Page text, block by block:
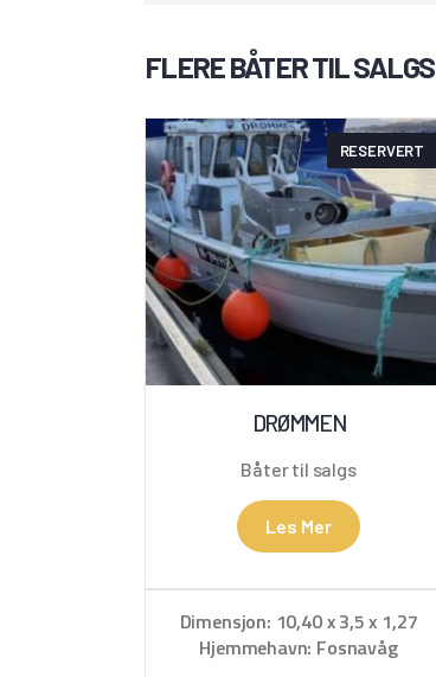
FLERE BÅTER TIL SALGS
RESERVERT
DRØMMEN
Båter til salgs
Les Mer
Dimensjon: 10,40 x 3,5 x 1,27
Hjemmehavn: Fosnavåg